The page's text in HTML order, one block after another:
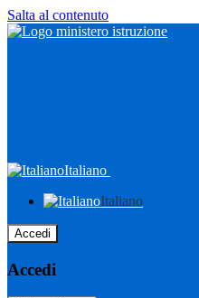
Salta al contenuto
Italiano
Italiano
Accedi
Accedi